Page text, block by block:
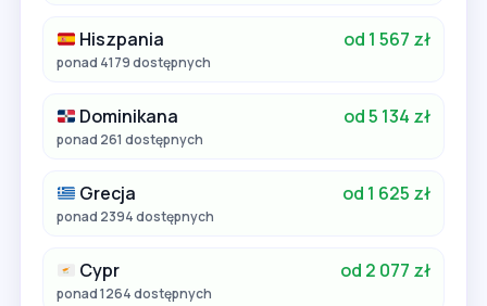
Hiszpania od 1 567 zł
ponad 4179 dostępnych
Dominikana od 5 134 zł
ponad 261 dostępnych
Grecja od 1 625 zł
ponad 2394 dostępnych
Cypr od 2 077 zł
ponad 1264 dostępnych